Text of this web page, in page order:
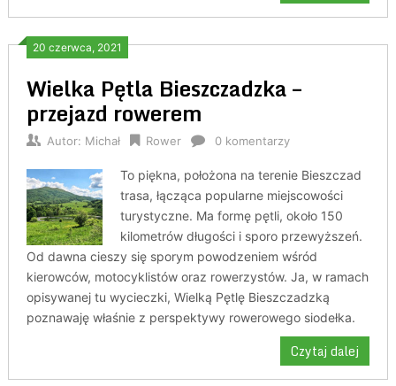
20 czerwca, 2021
Wielka Pętla Bieszczadzka –
przejazd rowerem
Autor: Michał Rower 0 komentarzy
To piękna, położona na terenie Bieszczad
trasa, łącząca popularne miejscowości
turystyczne. Ma formę pętli, około 150
kilometrów długości i sporo przewyższeń.
Od dawna cieszy się sporym powodzeniem wśród
kierowców, motocyklistów oraz rowerzystów. Ja, w ramach
opisywanej tu wycieczki, Wielką Pętlę Bieszczadzką
poznawaję właśnie z perspektywy rowerowego siodełka.
Czytaj dalej